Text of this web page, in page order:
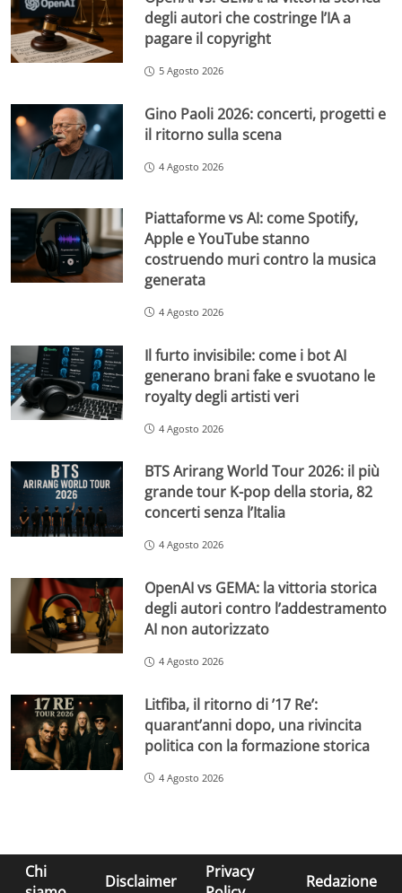
degli autori che costringe l’IA a
pagare il copyright
5 Agosto 2026
Gino Paoli 2026: concerti, progetti e
il ritorno sulla scena
4 Agosto 2026
Piattaforme vs AI: come Spotify,
Apple e YouTube stanno
costruendo muri contro la musica
generata
4 Agosto 2026
Il furto invisibile: come i bot AI
generano brani fake e svuotano le
royalty degli artisti veri
4 Agosto 2026
BTS Arirang World Tour 2026: il più
grande tour K-pop della storia, 82
concerti senza l’Italia
4 Agosto 2026
OpenAI vs GEMA: la vittoria storica
degli autori contro l’addestramento
AI non autorizzato
4 Agosto 2026
Litfiba, il ritorno di ’17 Re’:
quarant’anni dopo, una rivincita
politica con la formazione storica
4 Agosto 2026
Chi
Disclaimer
Privacy
Redazione